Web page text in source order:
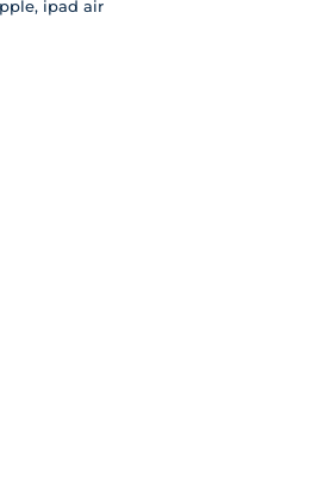
, ipad air